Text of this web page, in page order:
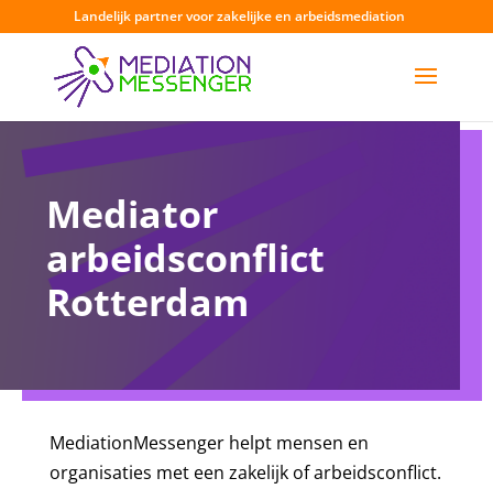
Landelijk partner voor zakelijke en arbeidsmediation
Mediator
arbeidsconflict
Rotterdam
MediationMessenger helpt mensen en
organisaties met een zakelijk of arbeidsconflict.